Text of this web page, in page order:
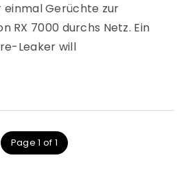
einmal Gerüchte zur
RX 7000 durchs Netz. Ein
Leaker will
Page 1 of 1